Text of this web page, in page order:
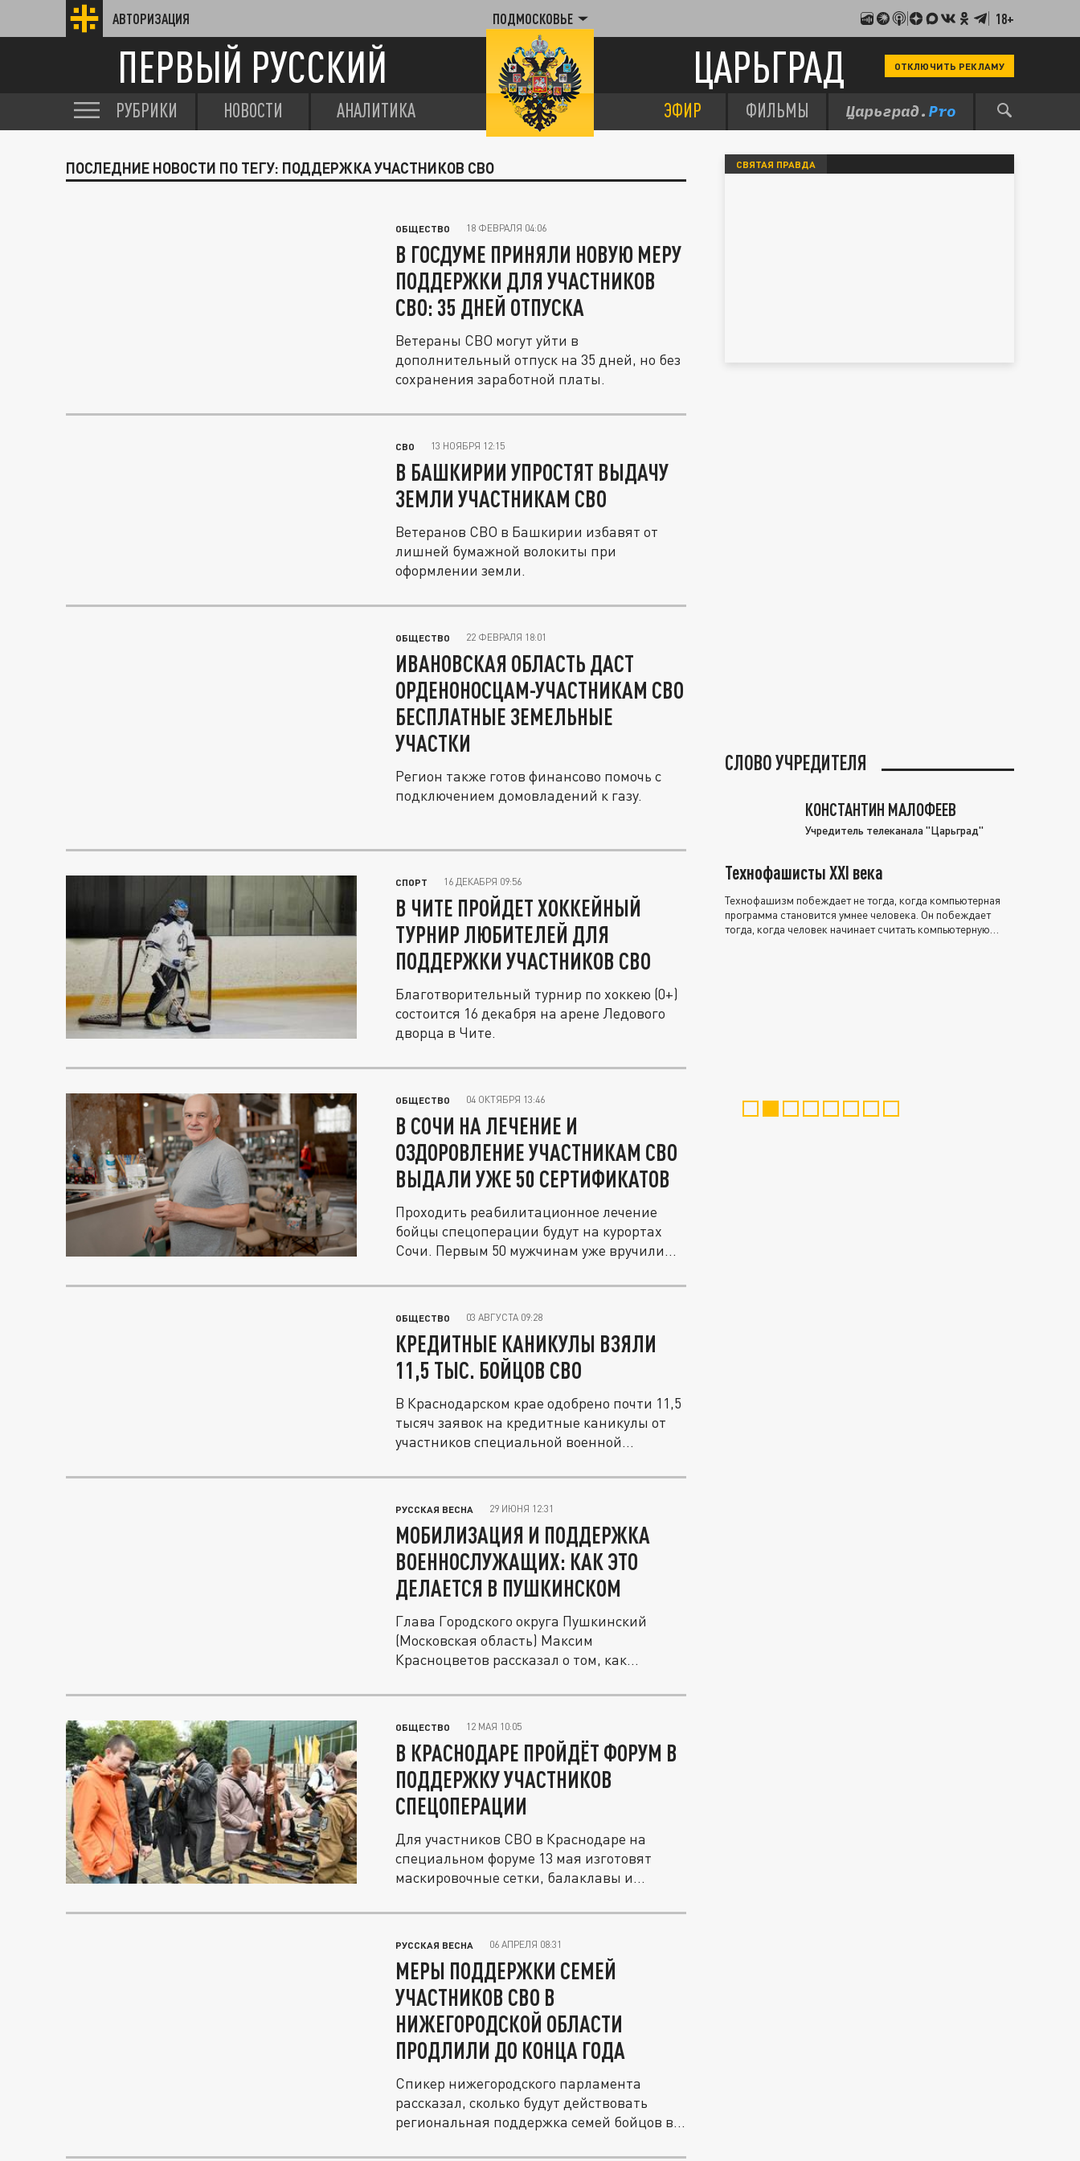
АВТОРИЗАЦИЯ ПОДМОСКОВЬЕ 18+
ПЕРВЫЙ РУССКИЙ ЦАРЬГРАД ОТКЛЮЧИТЬ РЕКЛАМУ
РУБРИКИ НОВОСТИ АНАЛИТИКА ЭФИР ФИЛЬМЫ
ПОСЛЕДНИЕ НОВОСТИ ПО ТЕГУ: ПОДДЕРЖКА УЧАСТНИКОВ СВО
ОБЩЕСТВО 18 ФЕВРАЛЯ 04:06
В ГОСДУМЕ ПРИНЯЛИ НОВУЮ МЕРУ
ПОДДЕРЖКИ ДЛЯ УЧАСТНИКОВ
СВО: 35 ДНЕЙ ОТПУСКА
Ветераны СВО могут уйти в
дополнительный отпуск на 35 дней, но без
сохранения заработной платы.
СВО 13 НОЯБРЯ 12:15
В БАШКИРИИ УПРОСТЯТ ВЫДАЧУ
ЗЕМЛИ УЧАСТНИКАМ СВО
Ветеранов СВО в Башкирии избавят от
лишней бумажной волокиты при
оформлении земли.
ОБЩЕСТВО 22 ФЕВРАЛЯ 18:01
ИВАНОВСКАЯ ОБЛАСТЬ ДАСТ
ОРДЕНОНОСЦАМ-УЧАСТНИКАМ СВО
БЕСПЛАТНЫЕ ЗЕМЕЛЬНЫЕ
УЧАСТКИ
Регион также готов финансово помочь с
подключением домовладений к газу.
СПОРТ 16 ДЕКАБРЯ 09:56
В ЧИТЕ ПРОЙДЕТ ХОККЕЙНЫЙ
ТУРНИР ЛЮБИТЕЛЕЙ ДЛЯ
ПОДДЕРЖКИ УЧАСТНИКОВ СВО
Благотворительный турнир по хоккею (0+)
состоится 16 декабря на арене Ледового
дворца в Чите.
ОБЩЕСТВО 04 ОКТЯБРЯ 13:46
В СОЧИ НА ЛЕЧЕНИЕ И
ОЗДОРОВЛЕНИЕ УЧАСТНИКАМ СВО
ВЫДАЛИ УЖЕ 50 СЕРТИФИКАТОВ
Проходить реабилитационное лечение
бойцы спецоперации будут на курортах
Сочи. Первым 50 мужчинам уже вручили...
ОБЩЕСТВО 03 АВГУСТА 09:28
КРЕДИТНЫЕ КАНИКУЛЫ ВЗЯЛИ
11,5 ТЫС. БОЙЦОВ СВО
В Краснодарском крае одобрено почти 11,5
тысяч заявок на кредитные каникулы от
участников специальной военной...
РУССКАЯ ВЕСНА 29 ИЮНЯ 12:31
МОБИЛИЗАЦИЯ И ПОДДЕРЖКА
ВОЕННОСЛУЖАЩИХ: КАК ЭТО
ДЕЛАЕТСЯ В ПУШКИНСКОМ
Глава Городского округа Пушкинский
(Московская область) Максим
Красноцветов рассказал о том, как
ОБЩЕСТВО 12 МАЯ 10:05
В КРАСНОДАРЕ ПРОЙДЁТ ФОРУМ В
ПОДДЕРЖКУ УЧАСТНИКОВ
СПЕЦОПЕРАЦИИ
Для участников СВО в Краснодаре на
специальном форуме 13 мая изготовят
маскировочные сетки, балаклавы и...
РУССКАЯ ВЕСНА 06 АПРЕЛЯ 08:31
МЕРЫ ПОДДЕРЖКИ СЕМЕЙ
УЧАСТНИКОВ СВО В
НИЖЕГОРОДСКОЙ ОБЛАСТИ
ПРОДЛИЛИ ДО КОНЦА ГОДА
Спикер нижегородского парламента
рассказал, сколько будут действовать
региональная поддержка семей бойцов в...
СВЯТАЯ ПРАВДА
СЛОВО УЧРЕДИТЕЛЯ
КОНСТАНТИН МАЛОФЕЕВ
Учредитель телеканала "Царьград"
Технофашисты XXI века
Технофашизм побеждает не тогда, когда компьютерная
программа становится умнее человека. Он побеждает
тогда, когда человек начинает считать компьютерную